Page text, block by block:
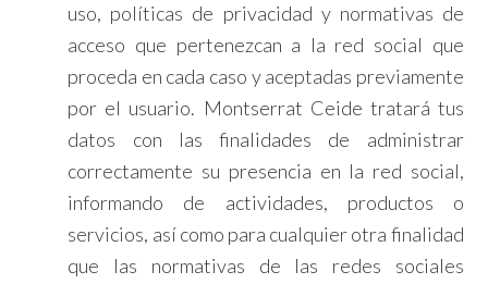
uso, políticas de privacidad y normativas de
acceso que pertenezcan a la red social que
proceda en cada caso y aceptadas previamente
por el usuario. Montserrat Ceide tratará tus
datos con las finalidades de administrar
correctamente su presencia en la red social,
informando de actividades, productos o
servicios, así como para cualquier otra finalidad
que las normativas de las redes sociales